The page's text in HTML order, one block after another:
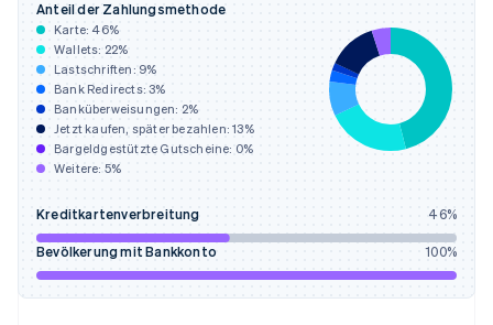
Anteil der Zahlungsmethode
Karte: 46%
Wallets: 22%
Lastschriften: 9%
Bank Redirects:3%
Banküberweisungen: 2%
Jetzt kaufen, später bezahlen:13%
Bargeldgestützte Gutscheine: 0%
Weitere: 5%
Kreditkartenverbreitung 46%
Bevölkerung mit Bankkonto 100%
Irland
English
Italien
ItalianoEnglish
Japan
日本語English
Kanada
EnglishFrançais
EnglishItaliano
Lettland
English
Liechtenstein
DeutschEnglish